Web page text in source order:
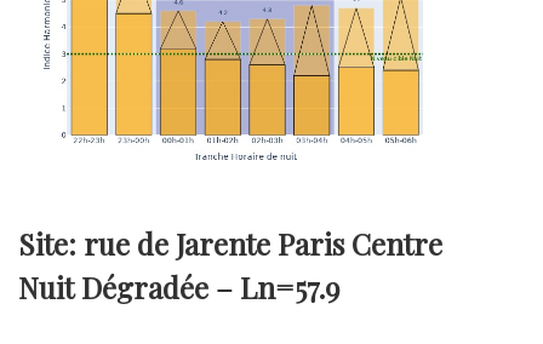
Site: rue de Jarente Paris Centre
Nuit Dégradée – Ln=57.9